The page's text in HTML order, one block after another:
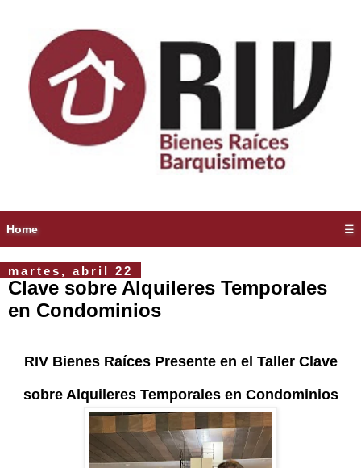
Home ☰
martes, abril 22
Clave sobre Alquileres Temporales
en Condominios
RIV Bienes Raíces Presente en el Taller Clave
sobre Alquileres Temporales en Condominios